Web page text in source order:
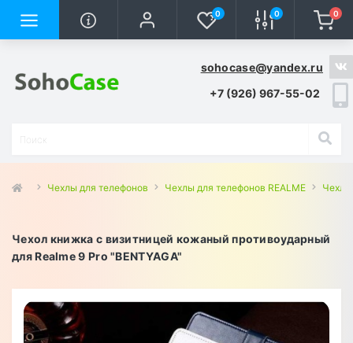
0 0 0
sohocase@yandex.ru
+7 (926) 967-55-02
Чехлы для телефонов Чехлы для телефонов REALME Чехлы
Чехол книжка с визитницей кожаный противоударный
для Realme 9 Pro "BENTYAGA"